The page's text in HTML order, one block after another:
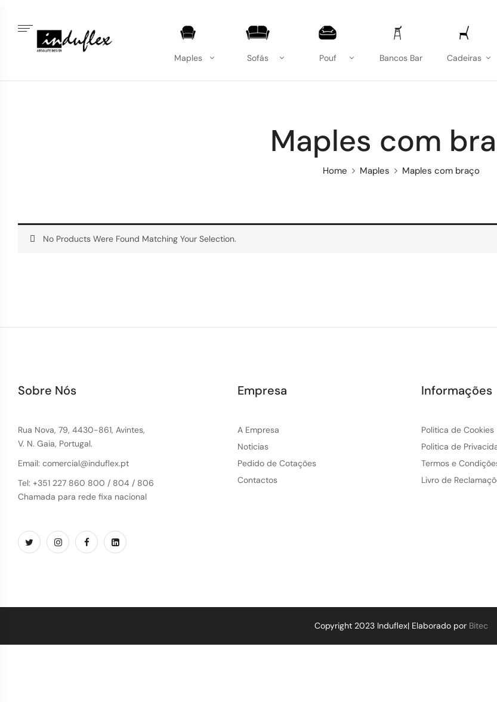
Maples Sofás Pouf Bancos Bar Cadeiras
Maples com
Home Maples Maples com braço
No Products Were Found Matching Your Selection.
Sobre Nós
Rua Nova, 79, 4430-861, Avintes,
V. N. Gaia, Portugal.
Email: comercial@induflex.pt
Tel: +351 227 860 800 / 804 / 806
Chamada para rede fixa nacional
Empresa
A Empresa
Noticias
Pedido de Cotações
Contactos
Informações
Politica de Cookies
Politica de
Termos e
Livro de
Copyright 2023 Induflex| Elaborado por Bitec